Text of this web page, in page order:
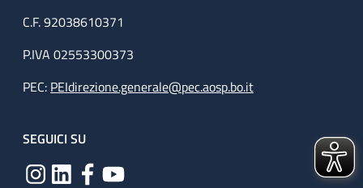
C.F. 92038610371
P.IVA 02553300373
PEC: PEIdirezione.generale@pec.aosp.bo.it
SEGUICI SU